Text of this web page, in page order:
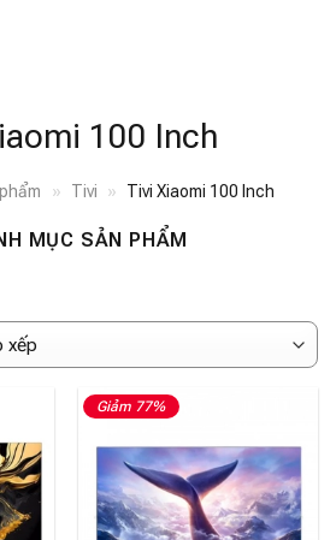
100 Inch
» Tivi » Tivi Xiaomi 100 Inch
MỤC SẢN PHẨM
Giảm 77%